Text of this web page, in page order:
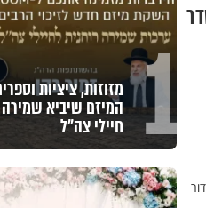
1 מזוזות, ציציות
המיזם שיביא שמירה
חיילי צה"ל